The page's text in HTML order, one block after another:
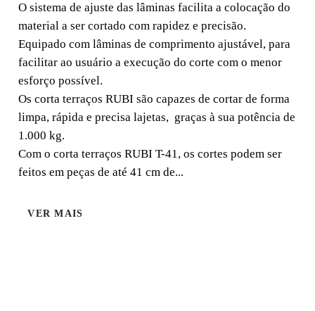
O sistema de ajuste das lâminas facilita a colocação do
material a ser cortado com rapidez e precisão.
Equipado com lâminas de comprimento ajustável, para
facilitar ao usuário a execução do corte com o menor
esforço possível.
Os corta terraços RUBI são capazes de cortar de forma
limpa, rápida e precisa lajetas, graças à sua potência de
1.000 kg.
Com o corta terraços RUBI T-41, os cortes podem ser
feitos em peças de até 41 cm de...
VER MAIS